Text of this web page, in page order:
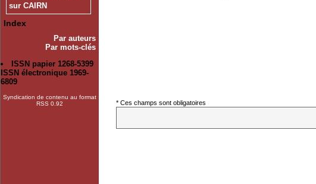
sur CAIRN
Index
Par auteurs
Par mots-clés
ISSN papier 1268-5399
ISSN électronique 1969-
6809
Syndication de contenu au format
RSS 0.92
* Ces champs sont obligatoires